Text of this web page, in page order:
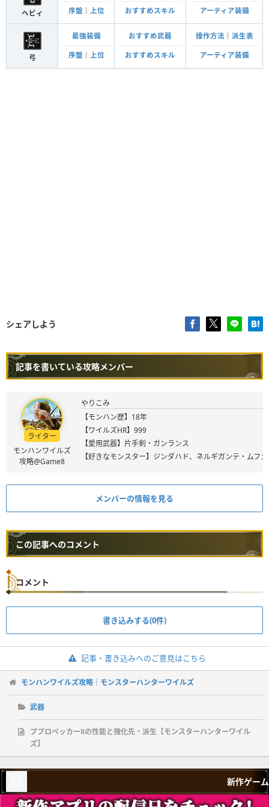
ヘビィ 序盤 上位 おすすめスキル アーティア装備
弓
最強装備
序盤 上位
おすすめ武器
おすすめスキル
操作方法 派生表
アーティア装備
シェアしよう
記事を書いている攻略メンバー
ライター
モンハンワイルズ
攻略@Game8
やりこみ
【モンハン歴】18年
【ワイルズHR】999
【愛用武器】片手剣・ガンランス
【好きなモンスター】ジンダハド、ネルギガンテ・ムフ
メンバーの情報を見る
この記事へのコメント
コメント
書き込みする(0件)
記事・書き込みへのご意見はこちら
モンハンワイルズ攻略｜モンスターハンターワイルズ
武器
ププロペッカーⅡの性能と強化先・派生【モンスターハンターワイル
ズ】
新作ゲーム